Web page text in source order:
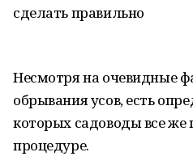
сделать правильно
Несмотря на очевидные
обрывания усов, есть
которых садоводы все же
процедуре.